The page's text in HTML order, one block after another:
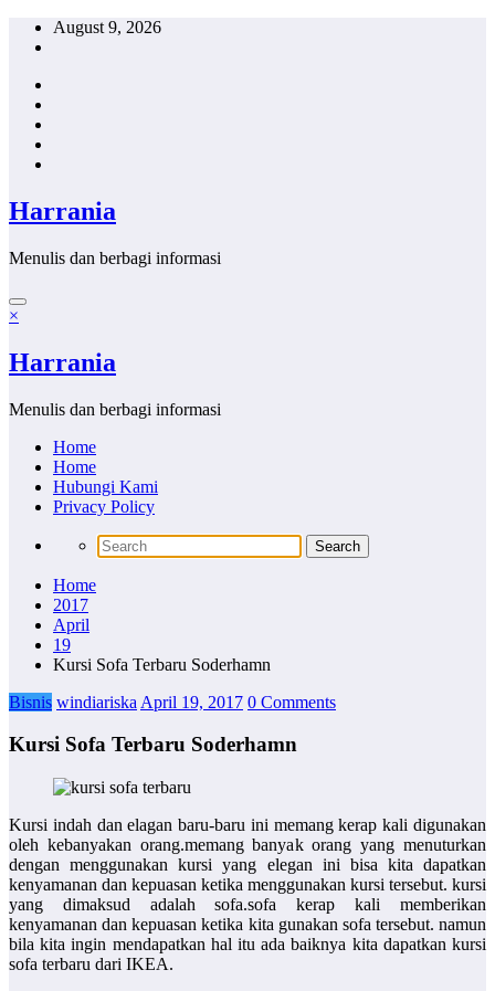
Skip
August 9, 2026
Harrania
Menulis dan berbagi informasi
×
Harrania
Menulis dan berbagi informasi
Home
Home
Hubungi Kami
Privacy Policy
Home
2017
April
19
Kursi Sofa Terbaru Soderhamn
Bisnis windiariska April 19, 2017 0 Comments
Kursi Sofa Terbaru Soderhamn
Kursi indah dan elagan baru-baru ini memang kerap kali digunakan
oleh kebanyakan orang.memang banyak orang yang menuturkan
dengan menggunakan kursi yang elegan ini bisa kita dapatkan
kenyamanan dan kepuasan ketika menggunakan kursi tersebut. kursi
yang dimaksud adalah sofa.sofa kerap kali memberikan
kenyamanan dan kepuasan ketika kita gunakan sofa tersebut. namun
bila kita ingin mendapatkan hal itu ada baiknya kita dapatkan kursi
sofa terbaru dari IKEA.